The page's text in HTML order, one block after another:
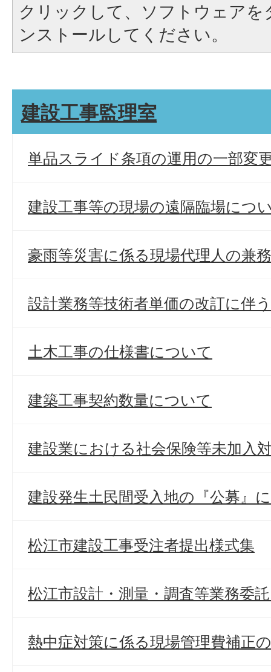
クリックして、ソフトウェア
ンストールしてください。
建設工事監理室
単品スライド条項の運用の一部変
建設工事等の現場の遠隔臨場につ
豪雨等災害に係る現場代理人の兼
設計業務等技術者単価の改訂に伴
土木工事の仕様書について
建築工事契約数量について
建設業における社会保険等未加入
建設発生土民間受入地の『公募』
松江市建設工事受注者提出様式集
松江市設計・測量・調査等業務委
熱中症対策に係る現場管理費補正